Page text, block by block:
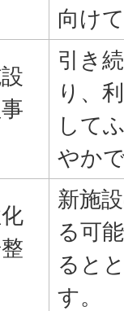
向け
引き
り、
して
やか
新施
る可
ると
す。